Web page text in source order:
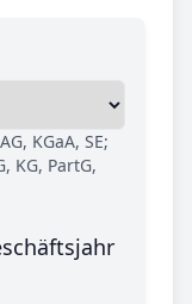
KGaA, SE;
KG, PartG,